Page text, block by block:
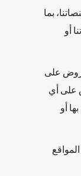
بما
أو
على
على أي
أو